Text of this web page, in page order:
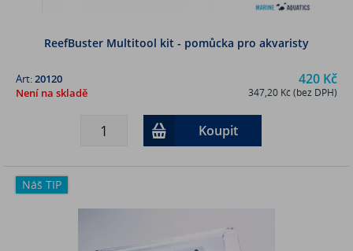
ReefBuster Multitool kit - pomůcka pro akvaristy
420 Kč
347,20 Kč (bez DPH)
Art:20120
Není na skladě
Koupit
Náš TIP